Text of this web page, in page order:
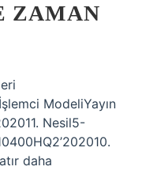
ZAMAN
ModeliYayın
Nesil5-
daha